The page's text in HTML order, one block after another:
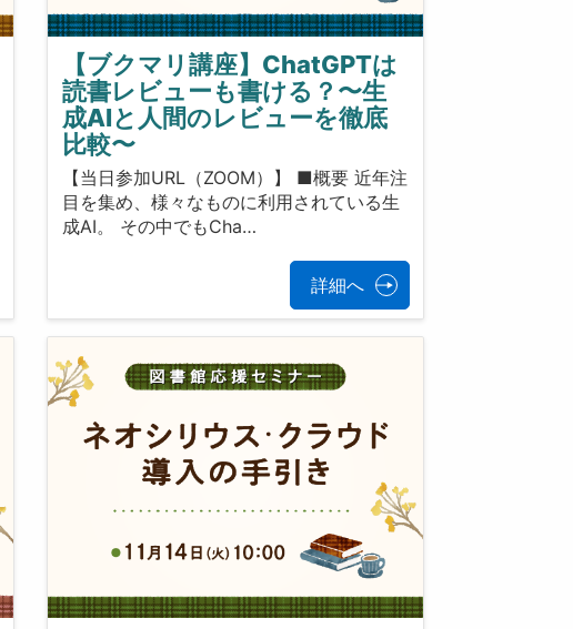
【ブクマリ講座】ChatGPTは
読書レビューも書ける？〜生
成AIと人間のレビューを徹底
比較〜
【当日参加URL（ZOOM）】 ■概要 近年注
目を集め、様々なものに利用されている生
成AI。 その中でもCha…
詳細へ